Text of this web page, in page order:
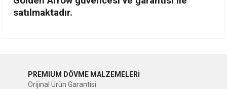
satılmaktadır.
Görüş ve önerileriniz için teşekkür ederiz.
PREMIUM DÖVME MALZEMELERİ
Orijinal Ürün Garantisi